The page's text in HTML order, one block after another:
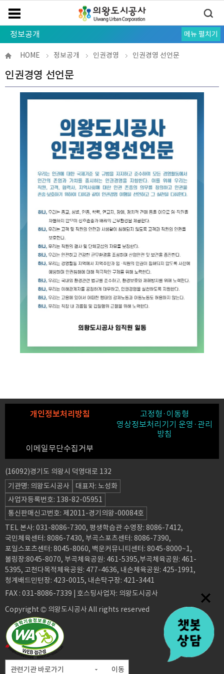
정보공개
경영공시
정부 서비스
사전정보공표
공공데이터
정보공개
신고센터
법률고문 및 소송대리인 운영현황
메뉴 펼치기
HOME 정보공개 인권경영 인권경영 선언문
인권경영 선언문
개인정보처리방침 고정형·이동형
영상정보처리기기 운영·관리
방침
이메일무단수집거부
(16092)경기도 의왕시 덕영대로 132
기관명: 의왕도시공사
대표자: 노성화
사업자등록번호: 138-82-05951
통신판매신고번호: 제2011-경기의왕-00084호
TEL 본사: 031-8086-7300, 평생학습관 수영장: 8086-7412,
국민체육센터: 8086-7430, 부곡스포츠센터: 8086-7390,
포일스포츠센터: 8045-8060, 백운커뮤니티센터: 8045-8000~1,
볼링장:8045-8070, 부곡체육공원: 461-5395,부곡체육공원: 461-
5395, 고천다목적체육공원: 477-4636, 내손체육공원: 425-1991,
청계배드민턴장: 423-0015, 내손탁구장: 421-3441
FAX : 031-8086-7339 | 호스팅사업자: 의왕도시공사
Copyright © 의왕도시공사 All rights reserved
이동